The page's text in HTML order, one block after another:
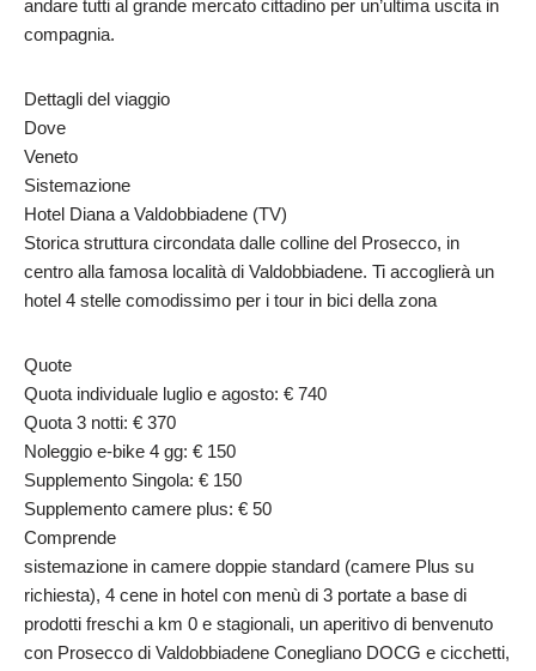
andare tutti al grande mercato cittadino per un’ultima uscita in
compagnia.
Dettagli del viaggio
Dove
Veneto
Sistemazione
Hotel Diana a Valdobbiadene (TV)
Storica struttura circondata dalle colline del Prosecco, in
centro alla famosa località di Valdobbiadene. Ti accoglierà un
hotel 4 stelle comodissimo per i tour in bici della zona
Quote
Quota individuale luglio e agosto: € 740
Quota 3 notti: € 370
Noleggio e-bike 4 gg: € 150
Supplemento Singola: € 150
Supplemento camere plus: € 50
Comprende
sistemazione in camere doppie standard (camere Plus su
richiesta), 4 cene in hotel con menù di 3 portate a base di
prodotti freschi a km 0 e stagionali, un aperitivo di benvenuto
con Prosecco di Valdobbiadene Conegliano DOCG e cicchetti,